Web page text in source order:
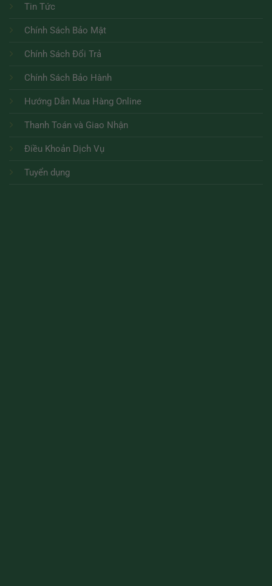
Tin Tức
Chính Sách Bảo Mật
Chính Sách Đổi Trả
Chính Sách Bảo Hành
Hướng Dẫn Mua Hàng Online
Thanh Toán và Giao Nhận
Điều Khoản Dịch Vụ
Tuyển dụng